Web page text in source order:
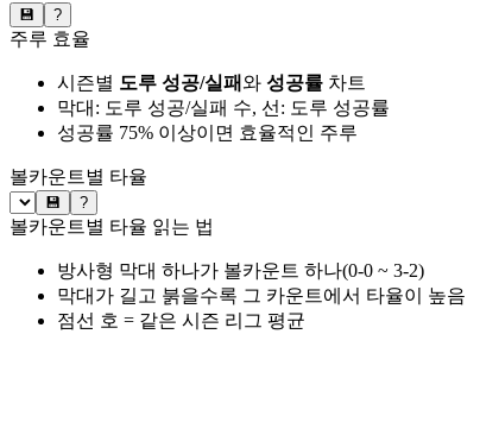
💾 ?
주루 효율
시즌별 도루 성공/실패와 성공률 차트
막대: 도루 성공/실패 수, 선: 도루 성공률
성공률 75% 이상이면 효율적인 주루
볼카운트별 타율
💾 ?
볼카운트별 타율 읽는 법
방사형 막대 하나가 볼카운트 하나(0-0 ~ 3-2)
막대가 길고 붉을수록 그 카운트에서 타율이 높음
점선 호 = 같은 시즌 리그 평균